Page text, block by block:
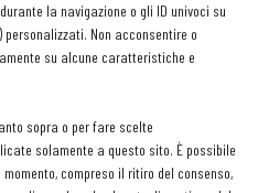
la navigazione o gli ID univoci su
Non acconsentire o
su alcune caratteristiche e
sopra o per fare scelte
solamente a questo sito. È possibile
compreso il ritiro del consenso,
al sito gourmetforum.it